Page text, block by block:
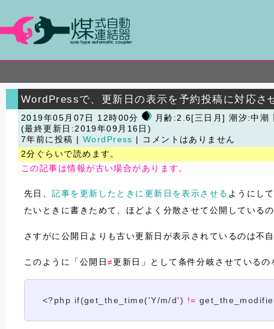
WordPressで、更新日の表示を予約投稿に対応さ
2019年05月07日 12時00分 月齢:2.6[三日月] 潮汐:中潮
(最終更新日:2019年09月16日)
7年前に投稿 | WordPress
| コメントはありません
2分ぐらいで読めます。
この記事は情報が古い場合があります。
先日、記事を更新したときに更新日を表示させる ようにし
たいときに書きためて、ほどよく分散させて公開している
さすがに公開日よりも古い更新日が表示されているのは不
このように「公開日≠更新日」として条件分岐させているの
<?php if(get_the_time('Y/m/d') !=